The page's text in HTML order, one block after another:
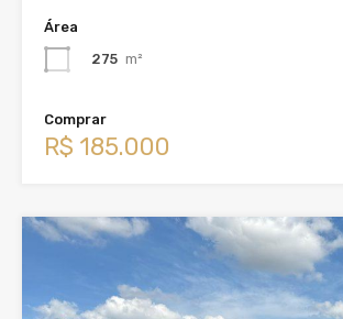
Área
275 m²
Comprar
R$ 185.000